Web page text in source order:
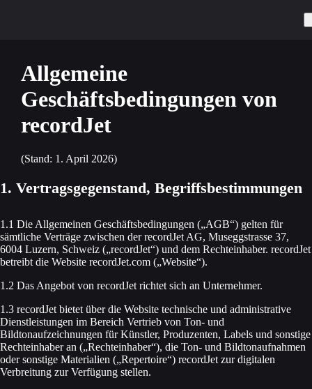
Allgemeine
Geschäftsbedingungen von
recordJet
(Stand: 1. April 2026)
1. Vertragsgegenstand, Begriffsbestimmungen
1.1 Die Allgemeinen Geschäftsbedingungen („AGB“) gelten für
sämtliche Verträge zwischen der recordJet AG, Museggstrasse 37,
6004 Luzern, Schweiz („recordJet“) und dem Rechteinhaber. recordJet
betreibt die Website recordJet.com („Website“).
1.2 Das Angebot von recordJet richtet sich an Unternehmer.
1.3 recordJet bietet über die Website technische und administrative
Dienstleistungen im Bereich Vertrieb von Ton- und
Bildtonaufzeichnungen für Künstler, Produzenten, Labels und sonstige
Rechteinhaber an („Rechteinhaber“), die Ton- und Bildtonaufnahmen
oder sonstige Materialien („Repertoire“) recordJet zur digitalen
Verbreitung zur Verfügung stellen.